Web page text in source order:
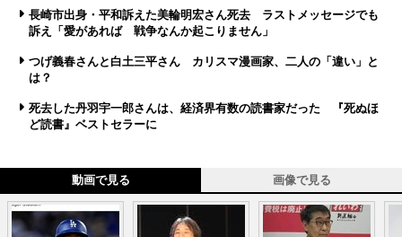
長崎市出身・平和訴えた美輪明宏さん死去 ラストメッセージでも
訴え「愛があれば 戦争なんか起こりません」
つげ義春さんと白土三平さん カリスマ漫画家、二人の「違い」と
は？
死去した丹羽宇一郎さんは、経済界有数の読書家だった 『死ぬほ
ど読書』ベストセラーに
動画で見る 画像で見る